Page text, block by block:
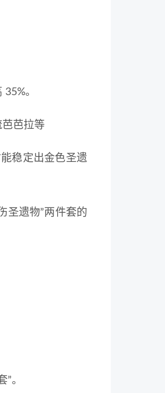
。
芭拉等
稳定出金色圣遗
圣遗物”两件套的
。